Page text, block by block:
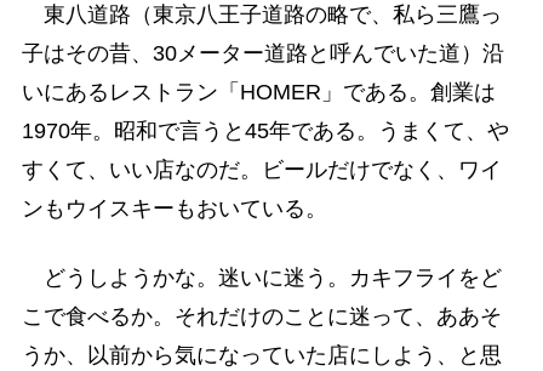
東八道路（東京八王子道路の略で、私ら三鷹っ
子はその昔、30メーター道路と呼んでいた道）沿
いにあるレストラン「HOMER」である。創業は
1970年。昭和で言うと45年である。うまくて、や
すくて、いい店なのだ。ビールだけでなく、ワイ
ンもウイスキーもおいている。
どうしようかな。迷いに迷う。カキフライをど
こで食べるか。それだけのことに迷って、ああそ
うか、以前から気になっていた店にしよう、と思